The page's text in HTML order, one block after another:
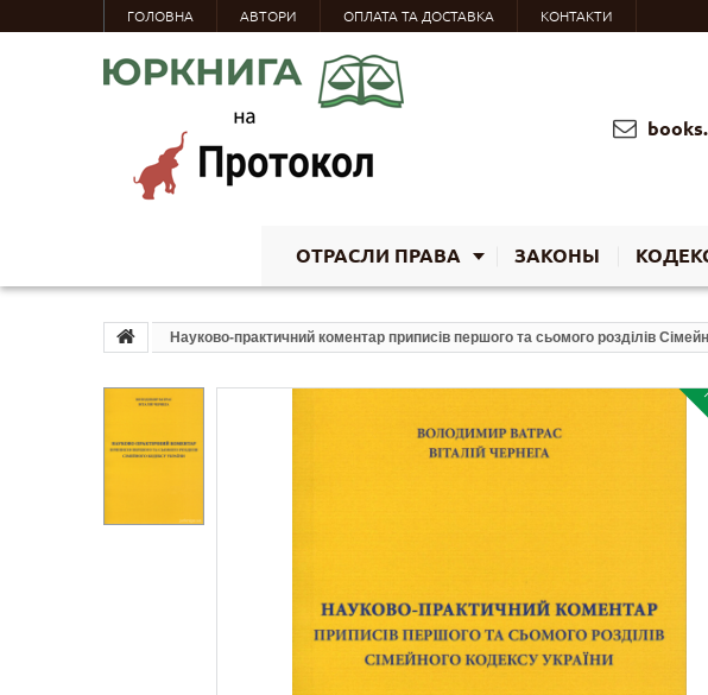
ГОЛОВНА АВТОРИ ОПЛАТА ТА ДОСТАВКА КОНТАКТИ
ОТРАСЛИ ПРАВА ЗАКОНЫ
Науково-практичний коментар приписів першого та сьомого розділів